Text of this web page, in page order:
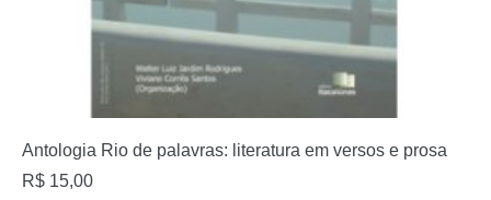
Antologia Rio de palavras: literatura em versos e prosa
R$ 15,00